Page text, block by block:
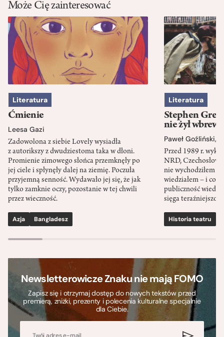
Może Cię zainteresować
Literatura
Ćmienie
Leesa Gazi
Zadowolona z siebie Lovely wysiadła
z autorikszy z dwudziestoma taka w dłoni.
Promienie zimowego słońca przemknęły po
jej ciele i spłynęły dalej na ziemię. Poczuła
przyjemną senność. Wydawało jej się, że jak
tylko zamknie oczy, pozostanie w tej chwili
przez wieczność.
Azja Bangladesz
Literatura
Stephen
nie żył wbrew
Paweł Goźliński,
Przed 1989 r.
NRD,
nie wychodziłem
wiedziałem – i co
publiczność
sięga
Historia teatru
Newsletterowicze Znaku nie mają FOMO
Zapisz się i otrzymaj dostęp do nowych tekstów przed
premierą, zniżki, prezenty i polecenia kulturalne specjalnie
dla Ciebie.